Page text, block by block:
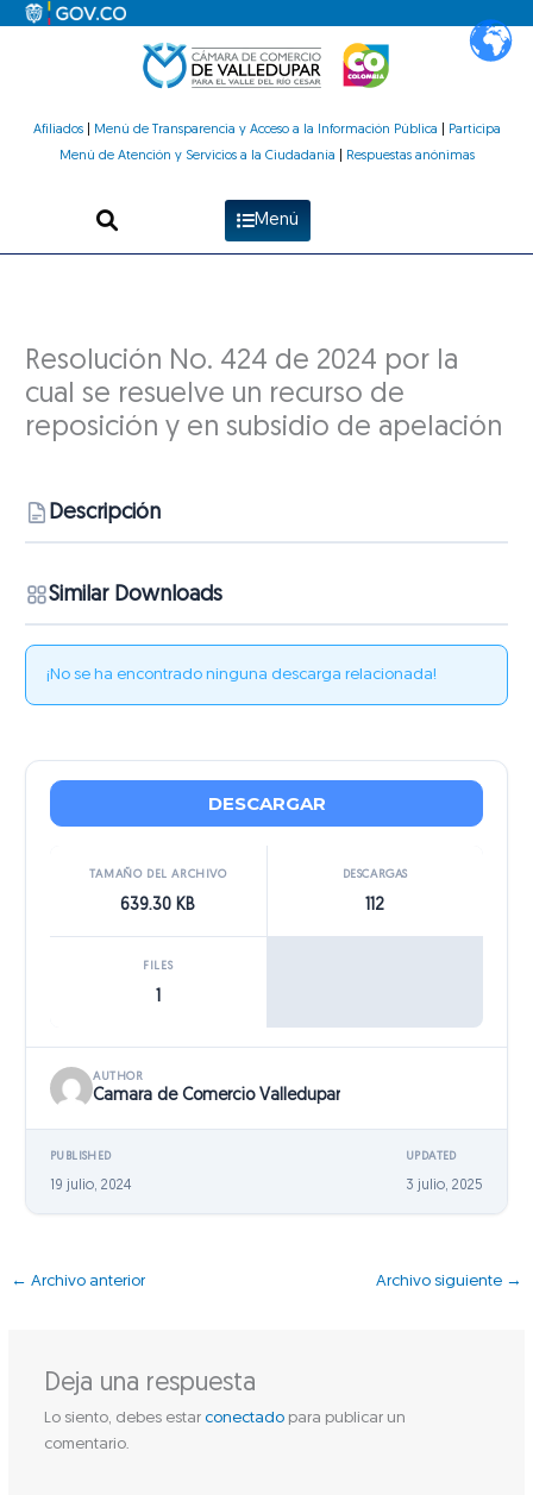
Afiliados| Menú de Transparencia y Acceso a la Información Pública
Participa
Menú de Atención y Servicios a la Ciudadanía
Respuestas anónimas
Menú
Resolución No. 424 de 2024 por la
cual se resuelve un recurso de
reposición y en subsidio de apelación
Descripción
Similar Downloads
¡No se ha encontrado ninguna descarga relacionada!
DESCARGAR
TAMAÑO DEL ARCHIVO
639.30 KB
DESCARGAS
112
FILES
AUTHOR
Camara de Comercio Valledupar
PUBLISHED
19 julio, 2024
UPDATED
3 julio, 2025
← Archivo anterior Archivo siguiente →
Deja una respuesta
Lo siento, debes estar conectadopara publicar un
comentario.